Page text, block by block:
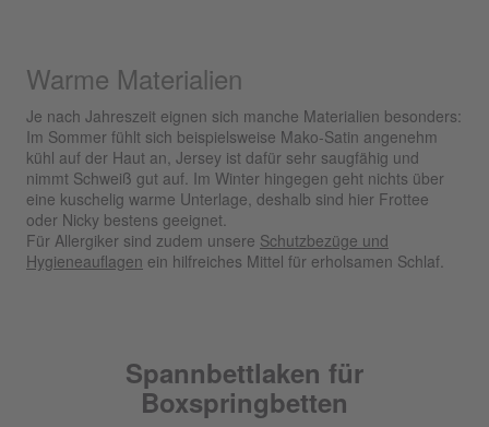
Warme Materialien
Je nach Jahreszeit eignen sich manche Materialien besonders:
Im Sommer fühlt sich beispielsweise Mako-Satin angenehm
kühl auf der Haut an, Jersey ist dafür sehr saugfähig und
nimmt Schweiß gut auf. Im Winter hingegen geht nichts über
eine kuschelig warme Unterlage, deshalb sind hier Frottee
oder Nicky bestens geeignet.
Für Allergiker sind zudem unsere Schutzbezüge und
Hygieneauflagen ein hilfreiches Mittel für erholsamen Schlaf.
Spannbettlaken für
Boxspringbetten